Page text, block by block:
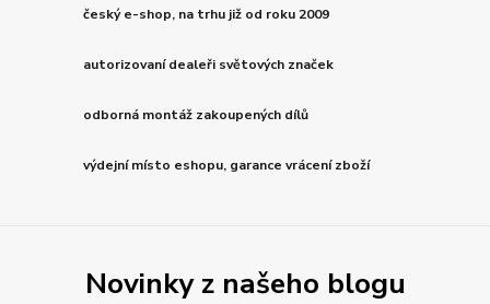
český e-shop, na trhu již od roku 2009
autorizovaní dealeři světových značek
odborná montáž zakoupených dílů
výdejní místo eshopu, garance vrácení zboží
Novinky z našeho blogu